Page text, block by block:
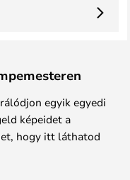
egyik egyedi
képeidet a
hogy itt láthatod